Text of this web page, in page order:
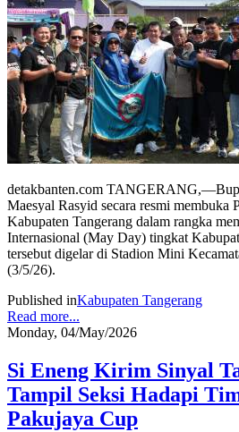
detakbanten.com
Maesyal Rasyid secara resmi membuka
Kabupaten Tangerang dalam rangka
Internasional (May Day) tingkat
tersebut digelar di Stadion Mini
(3/5/26).
Published inKabupaten Tangerang
Read more...
Monday, 04/May/2026
Si Eneng Kirim Sinyal
Tampil Seksi Hadapi
Pakujaya Cup